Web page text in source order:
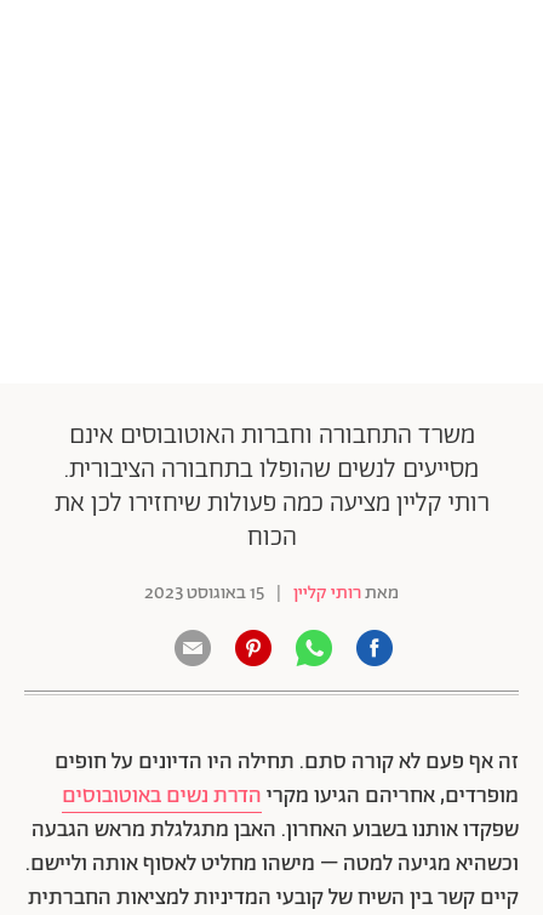
משרד התחבורה וחברות האוטובוסים אינם
מסייעים לנשים שהופלו בתחבורה הציבורית.
רותי קליין מציעה כמה פעולות שיחזירו לכן את
הכוח
מאתרותי קליין | 15 באוגוסט 2023
זה אף פעם לא קורה סתם. תחילה היו הדיונים על חופים
מופרדים, אחריהם הגיעו מקריהדרת נשים באוטובוסים
שפקדו אותנו בשבוע האחרון. האבן מתגלגלת מראש הגבעה
וכשהיא מגיעה למטה – מישהו מחליט לאסוף אותה וליישם.
קיים קשר בין השיח של קובעי המדיניות למציאות החברתית